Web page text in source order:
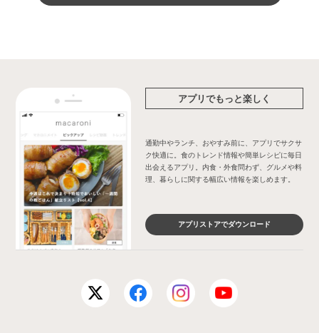
アプリでもっと楽しく
通勤中やランチ、おやすみ前に、アプリでサクサ
ク快適に。食のトレンド情報や簡単レシピに毎日
出会えるアプリ。内食・外食問わず、グルメや料
理、暮らしに関する幅広い情報を楽しめます。
アプリストアでダウンロード